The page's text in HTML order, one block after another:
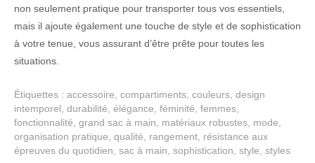
non seulement pratique pour transporter tous vos essentiels,
mais il ajoute également une touche de style et de sophistication
à votre tenue, vous assurant d’être prête pour toutes les
situations.
Étiquettes : accessoire compartiments couleurs design
intemporel durabilité élégance féminité femmes
fonctionnalité grand sac à main matériaux robustes mode
organisation pratique qualité rangement résistance aux
épreuves du quotidien sac à main sophistication style styles